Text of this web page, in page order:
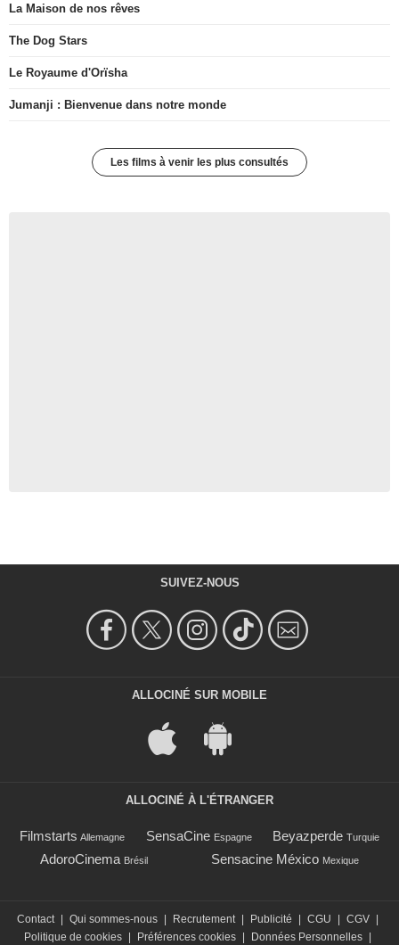
La Maison de nos rêves
The Dog Stars
Le Royaume d'Orïsha
Jumanji : Bienvenue dans notre monde
Les films à venir les plus consultés
SUIVEZ-NOUS
ALLOCINÉ SUR MOBILE
ALLOCINÉ À L'ÉTRANGER
Filmstarts Allemagne SensaCine Espagne Beyazperde Turquie
AdoroCinema Brésil Sensacine México Mexique
Contact Qui sommes-nous Recrutement Publicité CGU CGV
Politique de cookies
Préférences cookies Données Personnelles